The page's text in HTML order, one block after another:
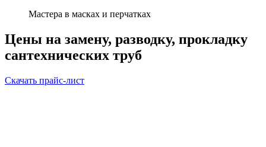
Мастера в масках и перчатках
Цены на замену, разводку, прокладку
сантехнических труб
Скачать прайс-лист